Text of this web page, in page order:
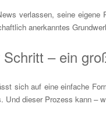
verlassen, seine
anerkanntes
– ein
sich auf eine einfache
Und dieser Prozess kann –